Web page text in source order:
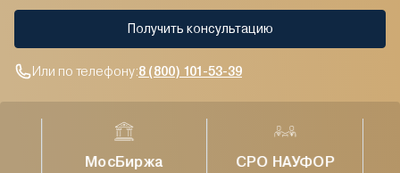
Получить консультацию
Или по телефону:8 (800) 101-53-39
МосБиржа СРО НАУФОР